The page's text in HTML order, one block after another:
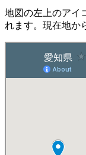
地図の左上のアイ
れます。現在地か